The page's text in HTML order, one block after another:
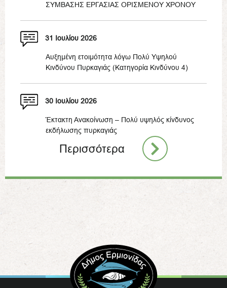
ΣΥΜΒΑΣΗΣ ΕΡΓΑΣΙΑΣ ΟΡΙΣΜΕΝΟΥ ΧΡΟΝΟΥ
31 Ιουλίου 2026
Αυξημένη ετοιμότητα λόγω Πολύ Υψηλού
Κινδύνου Πυρκαγιάς (Κατηγορία Κινδύνου 4)
30 Ιουλίου 2026
Έκτακτη Ανακοίνωση – Πολύ υψηλός κίνδυνος
εκδήλωσης πυρκαγιάς
Περισσότερα